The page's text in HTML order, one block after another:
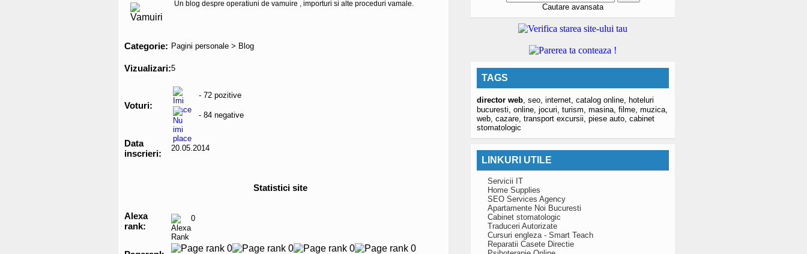
Un blog despre operatiuni de vamuire , importuri si alte proceduri vamale.
Categorie: Pagini personale > Blog
Vizualizari:5
Voturi:
- 72 pozitive
- 84 negative
Data
inscrieri:
20.05.2014
Statistici site
Alexa
rank:
0
Cautare avansata
TAGS
director web, seo, internet, catalog online, hoteluri
bucuresti, online, jocuri, turism, masina, filme, muzica,
web, cazare, transport excursii, piese auto, cabinet
stomatologic
LINKURI UTILE
Servicii IT
Home Supplies
SEO Services Agency
Apartamente Noi Bucuresti
Cabinet stomatologic
Traduceri Autorizate
Cursuri engleza - Smart Teach
Reparatii Casete Directie